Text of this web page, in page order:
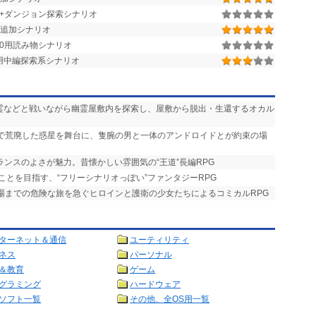
ダンジョン探索シナリオ
加シナリオ
用読み物シナリオ
編探索系シナリオ
などと戦いながら幽霊屋敷内を探索し、屋敷から脱出・生還するオカル
荒廃した惑星を舞台に、隻腕の男と一体のアンドロイドとが約束の場
スのよさが魅力。昔懐かしい雰囲気の“王道”長編RPG
とを目指す、“フリーシナリオっぽい”ファンタジーRPG
までの危険な旅を急ぐヒロインと護衛の少女たちによるコミカルRPG
ーネット＆通信
ユーティリティ
ス
パーソナル
教育
ゲーム
ラミング
ハードウェア
フト一覧 その他、全OS用一覧